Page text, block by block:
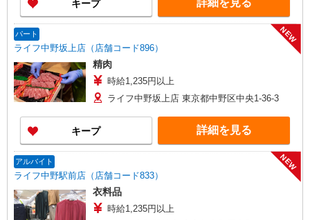
キープ 詳細を見る
パート
ライフ中野坂上店（店舗コード896）
NEW
精肉
時給1,235円以上
ライフ中野坂上店 東京都中野区中央1-36-3
キープ 詳細を見る
アルバイト
ライフ中野駅前店（店舗コード833）
NEW
衣料品
時給1,235円以上